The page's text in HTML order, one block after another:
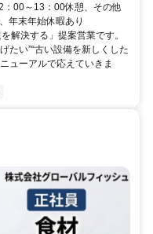
00～13：00休憩、その他
年末年始休暇あり
解決する」提案営業です。
たい”“古い設備を新しくした
ューアルで応えていきま